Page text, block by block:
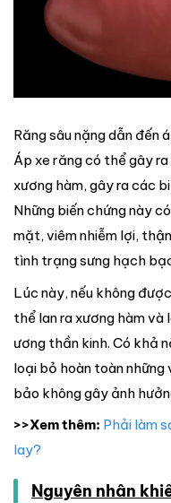
Răng sâu nặng dẫn đến
Áp xe răng có thể gây
xương hàm, gây ra các
Những biến chứng này
mặt, viêm nhiễm lợi,
tình trạng sưng hạch
Lúc này, nếu không
thể lan ra xương hàm
ương thần kinh. Có khả
loại bỏ hoàn toàn
bảo không gây ảnh
>>Xem thêm: Phải làm
lay?
Nguyên nhân